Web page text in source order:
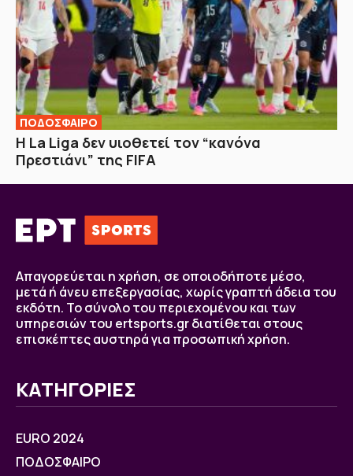
ΠΟΔΟΣΦΑΙΡΟ
Η La Liga δεν υιοθετεί τον “κανόνα
Πρεστιάνι” της FIFA
Απαγορεύεται η χρήση, σε οποιοδήποτε μέσο,
μετά ή άνευ επεξεργασίας, χωρίς γραπτή άδεια του
εκδότη. Το σύνολο του περιεχομένου και των
υπηρεσιών του ertsports.gr διατίθεται στους
επισκέπτες αυστηρά για προσωπική χρήση.
ΚΑΤΗΓΟΡΙΕΣ
EURO 2024
ΠΟΔΟΣΦΑΙΡΟ